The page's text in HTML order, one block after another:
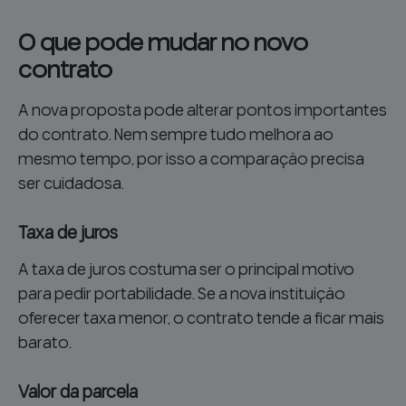
O que pode mudar no novo
contrato
A nova proposta pode alterar pontos importantes
do contrato. Nem sempre tudo melhora ao
mesmo tempo, por isso a comparação precisa
ser cuidadosa.
Taxa de juros
A taxa de juros costuma ser o principal motivo
para pedir portabilidade. Se a nova instituição
oferecer taxa menor, o contrato tende a ficar mais
barato.
Valor da parcela